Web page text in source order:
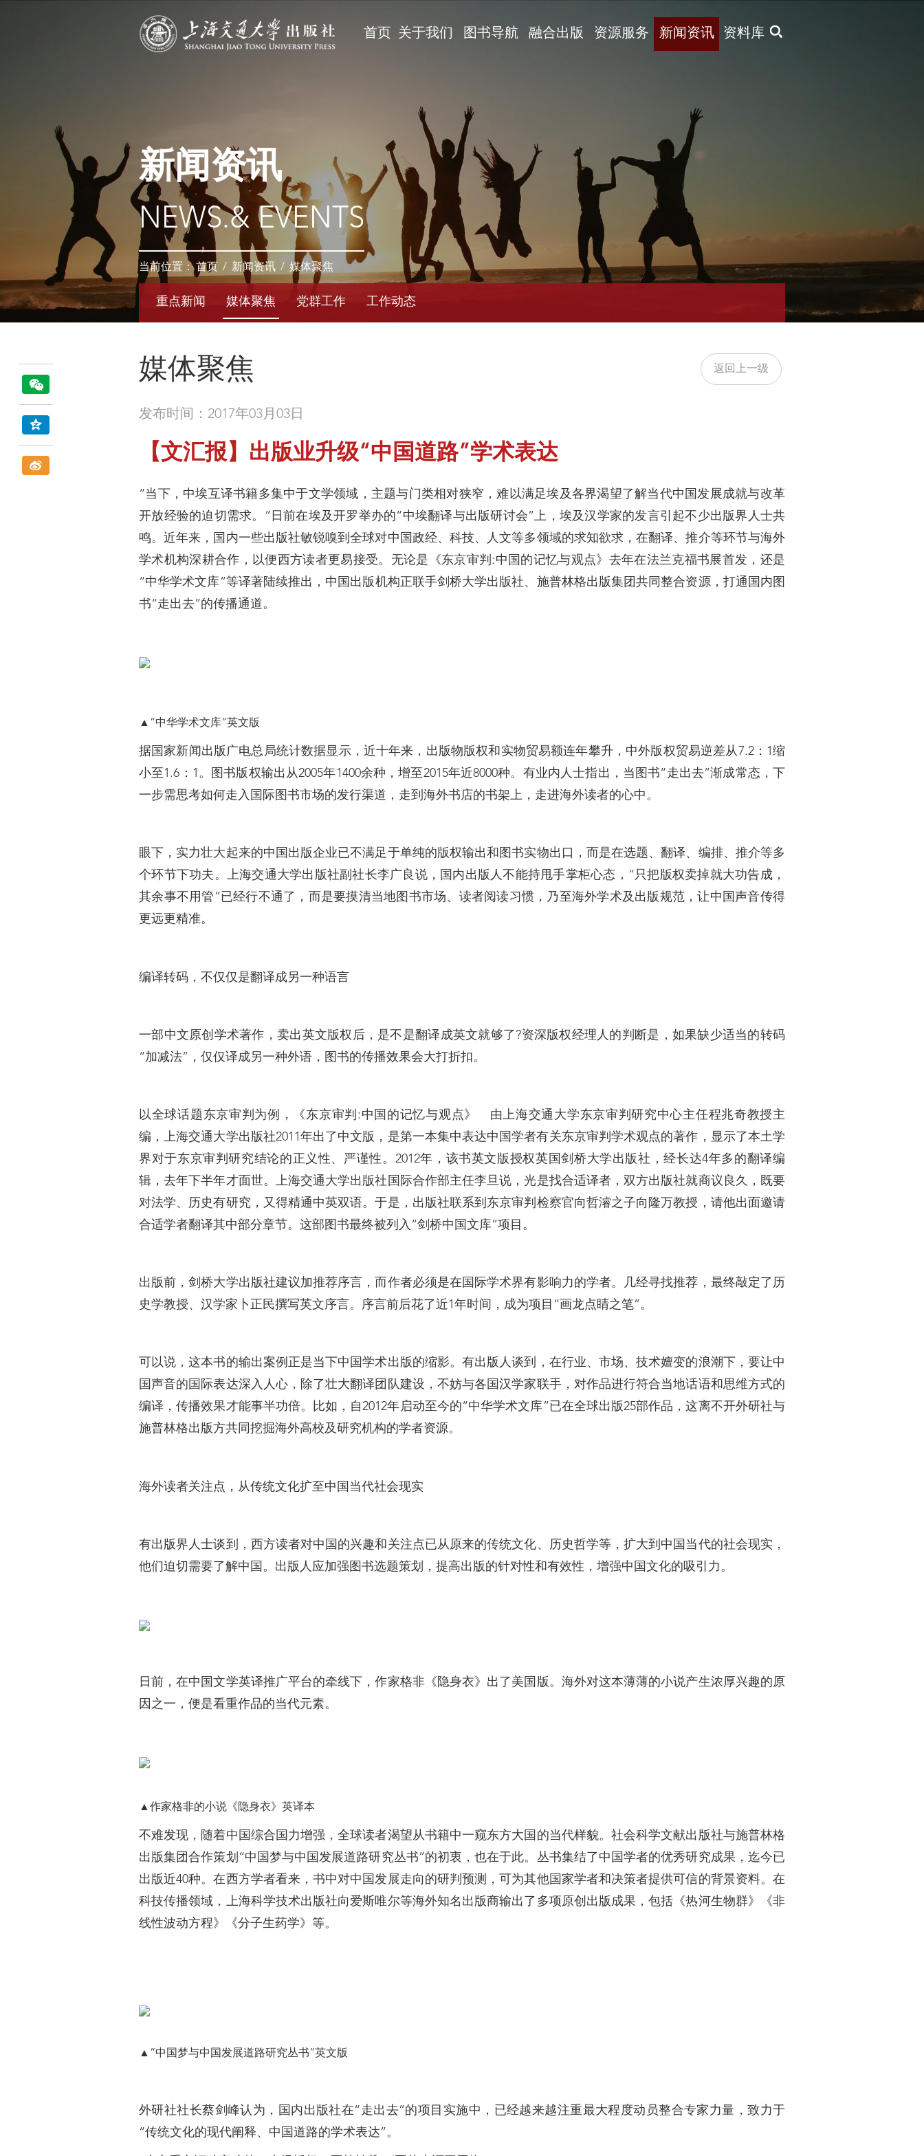
X
首页 关于我们 图书导航 融合出版 资源服务 新闻资讯 资料库
新闻资讯
NEWS.& EVENTS
当前位置：首页 / 新闻资讯 / 媒体聚焦
重点新闻 媒体聚焦 党群工作 工作动态
媒体聚焦 返回上一级
发布时间：2017年03月03日
【文汇报】出版业升级“中国道路”学术表达
“当下，中埃互译书籍多集中于文学领域，主题与门类相对狭窄，难以满足埃及各界渴望了解当代中国发展成就与改革
开放经验的迫切需求。”日前在埃及开罗举办的“中埃翻译与出版研讨会”上，埃及汉学家的发言引起不少出版界人士共
鸣。近年来，国内一些出版社敏锐嗅到全球对中国政经、科技、人文等多领域的求知欲求，在翻译、推介等环节与海外
学术机构深耕合作，以便西方读者更易接受。无论是《东京审判:中国的记忆与观点》去年在法兰克福书展首发，还是
“中华学术文库”等译著陆续推出，中国出版机构正联手剑桥大学出版社、施普林格出版集团共同整合资源，打通国内图
书“走出去”的传播通道。
▲“中华学术文库”英文版
据国家新闻出版广电总局统计数据显示，近十年来，出版物版权和实物贸易额连年攀升，中外版权贸易逆差从7.2：1缩
小至1.6：1。图书版权输出从2005年1400余种，增至2015年近8000种。有业内人士指出，当图书“走出去”渐成常态，下
一步需思考如何走入国际图书市场的发行渠道，走到海外书店的书架上，走进海外读者的心中。
眼下，实力壮大起来的中国出版企业已不满足于单纯的版权输出和图书实物出口，而是在选题、翻译、编排、推介等多
个环节下功夫。上海交通大学出版社副社长李广良说，国内出版人不能持甩手掌柜心态，“只把版权卖掉就大功告成，
其余事不用管”已经行不通了，而是要摸清当地图书市场、读者阅读习惯，乃至海外学术及出版规范，让中国声音传得
更远更精准。
编译转码，不仅仅是翻译成另一种语言
一部中文原创学术著作，卖出英文版权后，是不是翻译成英文就够了?资深版权经理人的判断是，如果缺少适当的转码
“加减法”，仅仅译成另一种外语，图书的传播效果会大打折扣。
以全球话题东京审判为例，《东京审判:中国的记忆与观点》 由上海交通大学东京审判研究中心主任程兆奇教授主
编，上海交通大学出版社2011年出了中文版，是第一本集中表达中国学者有关东京审判学术观点的著作，显示了本土学
界对于东京审判研究结论的正义性、严谨性。2012年，该书英文版授权英国剑桥大学出版社，经长达4年多的翻译编
辑，去年下半年才面世。上海交通大学出版社国际合作部主任李旦说，光是找合适译者，双方出版社就商议良久，既要
对法学、历史有研究，又得精通中英双语。于是，出版社联系到东京审判检察官向哲濬之子向隆万教授，请他出面邀请
合适学者翻译其中部分章节。这部图书最终被列入“剑桥中国文库”项目。
出版前，剑桥大学出版社建议加推荐序言，而作者必须是在国际学术界有影响力的学者。几经寻找推荐，最终敲定了历
史学教授、汉学家卜正民撰写英文序言。序言前后花了近1年时间，成为项目“画龙点睛之笔”。
可以说，这本书的输出案例正是当下中国学术出版的缩影。有出版人谈到，在行业、市场、技术嬗变的浪潮下，要让中
国声音的国际表达深入人心，除了壮大翻译团队建设，不妨与各国汉学家联手，对作品进行符合当地话语和思维方式的
编译，传播效果才能事半功倍。比如，自2012年启动至今的“中华学术文库”已在全球出版25部作品，这离不开外研社与
施普林格出版方共同挖掘海外高校及研究机构的学者资源。
海外读者关注点，从传统文化扩至中国当代社会现实
有出版界人士谈到，西方读者对中国的兴趣和关注点已从原来的传统文化、历史哲学等，扩大到中国当代的社会现实，
他们迫切需要了解中国。出版人应加强图书选题策划，提高出版的针对性和有效性，增强中国文化的吸引力。
日前，在中国文学英译推广平台的牵线下，作家格非《隐身衣》出了美国版。海外对这本薄薄的小说产生浓厚兴趣的原
因之一，便是看重作品的当代元素。
▲作家格非的小说《隐身衣》英译本
不难发现，随着中国综合国力增强，全球读者渴望从书籍中一窥东方大国的当代样貌。社会科学文献出版社与施普林格
出版集团合作策划“中国梦与中国发展道路研究丛书”的初衷，也在于此。丛书集结了中国学者的优秀研究成果，迄今已
出版近40种。在西方学者看来，书中对中国发展走向的研判预测，可为其他国家学者和决策者提供可信的背景资料。在
科技传播领域，上海科学技术出版社向爱斯唯尔等海外知名出版商输出了多项原创出版成果，包括《热河生物群》《非
线性波动方程》《分子生药学》等。
▲“中国梦与中国发展道路研究丛书”英文版
外研社社长蔡剑峰认为，国内出版社在“走出去”的项目实施中，已经越来越注重最大程度动员整合专家力量，致力于
“传统文化的现代阐释、中国道路的学术表达”。